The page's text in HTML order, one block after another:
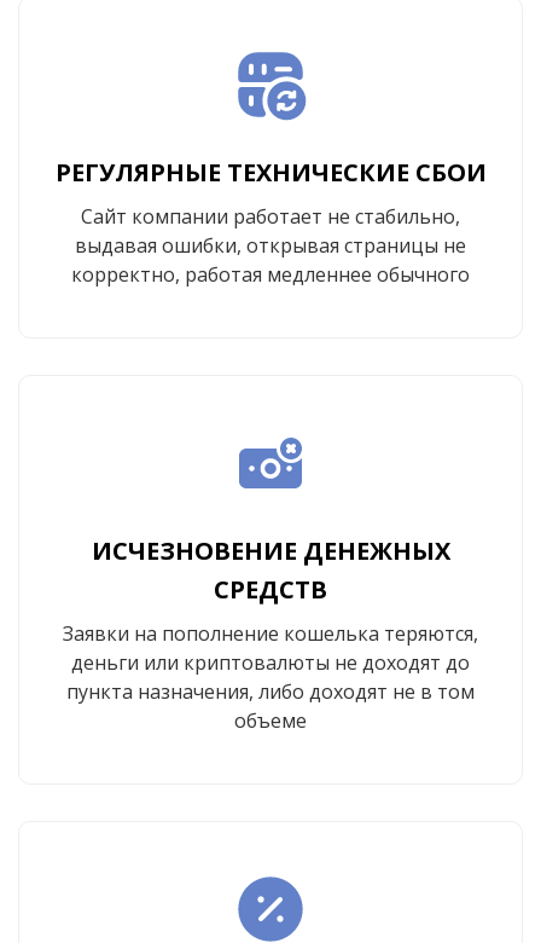
РЕГУЛЯРНЫЕ ТЕХНИЧЕСКИЕ СБОИ
Сайт компании работает не стабильно,
выдавая ошибки, открывая страницы не
корректно, работая медленнее обычного
ИСЧЕЗНОВЕНИЕ ДЕНЕЖНЫХ
СРЕДСТВ
Заявки на пополнение кошелька теряются,
деньги или криптовалюты не доходят до
пункта назначения, либо доходят не в том
объеме